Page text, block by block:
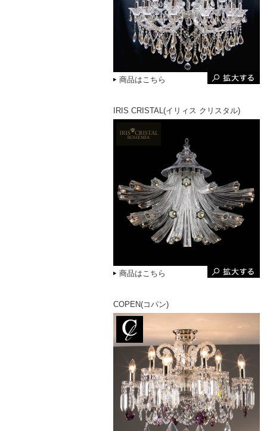
商品はこちら
IRIS CRISTAL(イリィス クリスタル)
商品はこちら
COPEN(コパン)